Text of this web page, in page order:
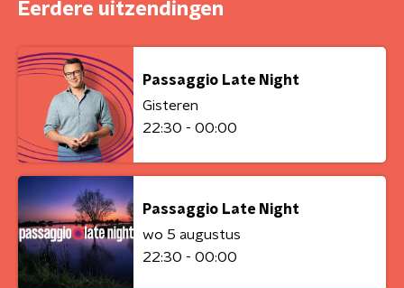
Eerdere uitzendingen
Passaggio Late Night
Gisteren
22:30 - 00:00
Passaggio Late Night
wo 5 augustus
22:30 - 00:00